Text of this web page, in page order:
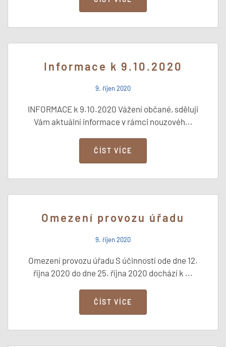
Informace k 9.10.2020
9. říjen 2020
INFORMACE k 9.10.2020 Vážení občané, sděluji
Vám aktuální informace v rámci nouzovéh...
ČÍST VÍCE
Omezení provozu úřadu
9. říjen 2020
Omezení provozu úřadu S účinností ode dne 12.
října 2020 do dne 25. října 2020 dochází k ...
ČÍST VÍCE